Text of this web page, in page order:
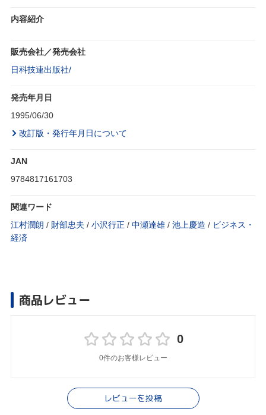
内容紹介
販売会社／発売会社
日科技連出版社/
発売年月日
1995/06/30
改訂版・発行年月日について
JAN
9784817161703
関連ワード
江村潤朗 / 財部忠夫 / 小沢行正 / 中瀬達雄 / 池上慶造 / ビジネス・
経済
商品レビュー
0
0件のお客様レビュー
レビューを投稿